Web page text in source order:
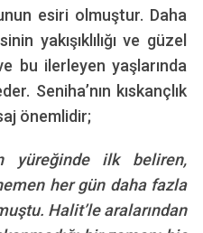
esiri olmuştur. Daha
yakışıklılığı ve güzel
bu ilerleyen yaşlarında
Seniha’nın kıskançlık
önemlidir;
yüreğinde ilk beliren,
her gün daha fazla
Halit’le aralarından